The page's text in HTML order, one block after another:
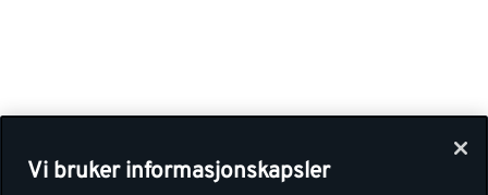
Vi bruker informasjonskapsler